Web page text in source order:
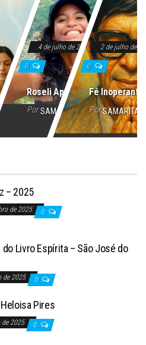
4 de julho de 2025
0
Roseli Aparecida
Por SAMARITANOS
2 de julho de
0
Fé Inoperante
Por
– 2025
de 2025 0
do Livro Espírita – São José do
de 2025 0
Pires
de 2025 0